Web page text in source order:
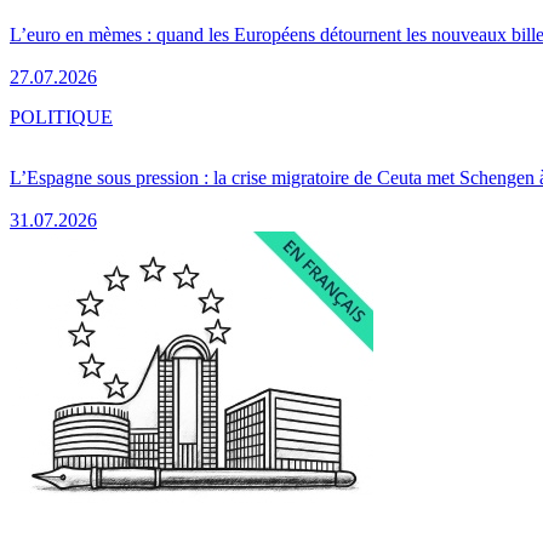
L’euro en mèmes : quand les Européens détournent les nouveaux
27.07.2026
L’Espagne sous pression : la crise migratoire de Ceuta met Schengen
31.07.2026
POLITIQUE